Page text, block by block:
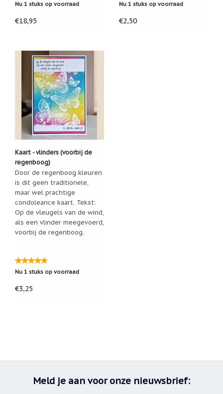
Nu 1 stuks op voorraad
€18,95
Nu 1 stuks op voorraad
€2,50
Kaart - vlinders (voorbij de
regenboog)
Door de regenboog kleuren
is dit geen traditionele,
maar wel prachtige
condoleance kaart. Tekst:
Op de vleugels van de wind,
als een vlinder meegevoerd,
voorbij de regenboog.
Nu 1 stuks op voorraad
€3,25
Meld je aan voor onze nieuwsbrief: